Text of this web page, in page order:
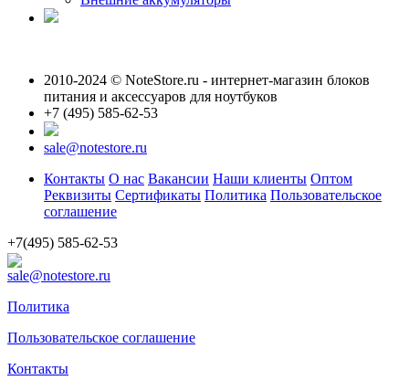
2010-2024 © NoteStore.ru - интернет-магазин блоков
питания и аксессуаров для ноутбуков
+7 (495) 585-62-53
sale@notestore.ru
Контакты О нас Вакансии Наши клиенты Оптом
Реквизиты Сертификаты Политика Пользовательское
соглашение
+7(495) 585-62-53
sale@notestore.ru
Политика
Пользовательское соглашение
Контакты